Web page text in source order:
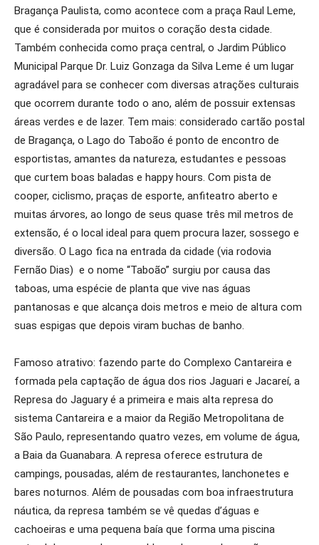
Bragança Paulista, como acontece com a praça Raul Leme,
que é considerada por muitos o coração desta cidade.
Também conhecida como praça central, o Jardim Público
Municipal Parque Dr. Luiz Gonzaga da Silva Leme é um lugar
agradável para se conhecer com diversas atrações culturais
que ocorrem durante todo o ano, além de possuir extensas
áreas verdes e de lazer. Tem mais: considerado cartão postal
de Bragança, o Lago do Taboão é ponto de encontro de
esportistas, amantes da natureza, estudantes e pessoas
que curtem boas baladas e happy hours. Com pista de
cooper, ciclismo, praças de esporte, anfiteatro aberto e
muitas árvores, ao longo de seus quase três mil metros de
extensão, é o local ideal para quem procura lazer, sossego e
diversão. O Lago fica na entrada da cidade (via rodovia
Fernão Dias) e o nome “Taboão” surgiu por causa das
taboas, uma espécie de planta que vive nas águas
pantanosas e que alcança dois metros e meio de altura com
suas espigas que depois viram buchas de banho.
Famoso atrativo: fazendo parte do Complexo Cantareira e
formada pela captação de água dos rios Jaguari e Jacareí, a
Represa do Jaguary é a primeira e mais alta represa do
sistema Cantareira e a maior da Região Metropolitana de
São Paulo, representando quatro vezes, em volume de água,
a Baia da Guanabara. A represa oferece estrutura de
campings, pousadas, além de restaurantes, lanchonetes e
bares noturnos. Além de pousadas com boa infraestrutura
náutica, da represa também se vê quedas d’águas e
cachoeiras e uma pequena baía que forma uma piscina